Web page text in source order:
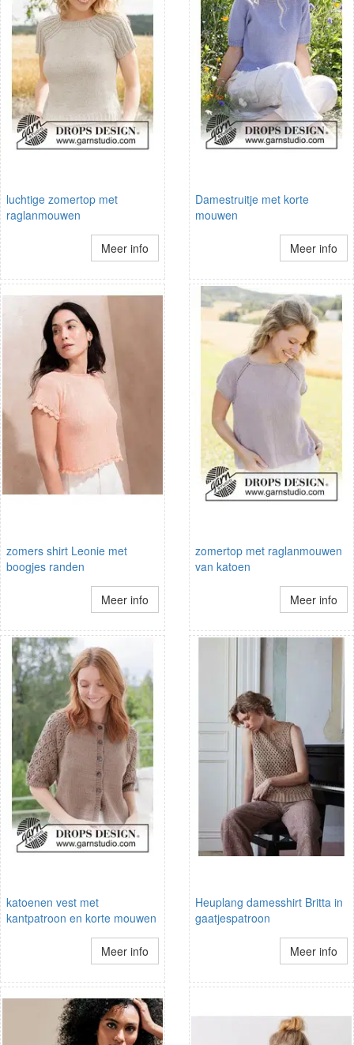
luchtige zomertop met
raglanmouwen
Meer info
Damestruitje met korte
mouwen
Meer info
zomers shirt Leonie met
boogjes randen
Meer info
zomertop met raglanmouwen
van katoen
Meer info
katoenen vest met
kantpatroon en korte mouwen
Meer info
Heuplang damesshirt Britta in
gaatjespatroon
Meer info